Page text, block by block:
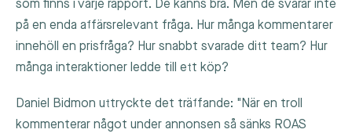
som finns i varje rapport. De känns bra. Men de svarar inte
på en enda affärsrelevant fråga. Hur många kommentarer
innehöll en prisfråga? Hur snabbt svarade ditt team? Hur
många interaktioner ledde till ett köp?
Daniel Bidmon uttryckte det träffande: "När en troll
kommenterar något under annonsen så sänks ROAS